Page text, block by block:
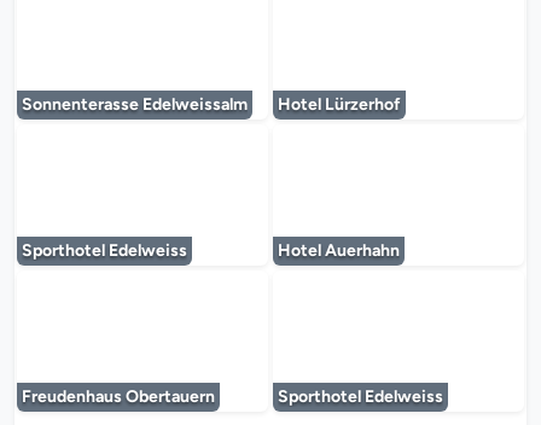
Sonnenterasse Edelweissalm Hotel Lürzerhof
Sporthotel Edelweiss Hotel Auerhahn
Freudenhaus Obertauern Sporthotel Edelweiss